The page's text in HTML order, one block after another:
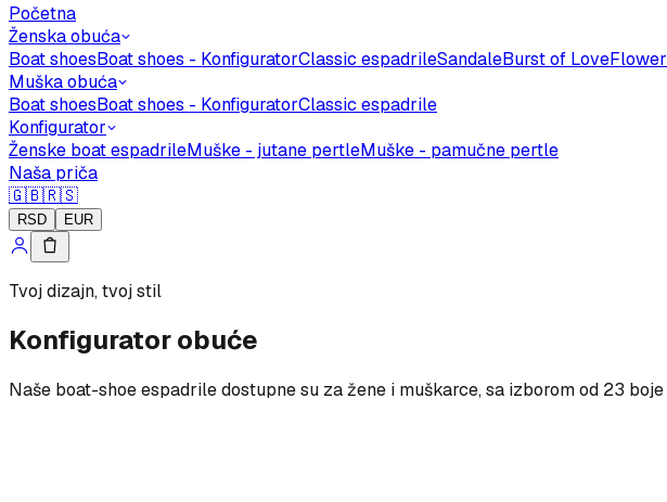
Početna
Ženska obuća
Boat shoesBoat shoes - KonfiguratorClassic espadrileSandaleBurst of LoveFlower
Muška obuća
Boat shoesBoat shoes - KonfiguratorClassic espadrile
Konfigurator
Ženske boat espadrileMuške - jutane pertleMuške - pamučne pertle
Naša priča
🇬🇧🇷🇸
RSD EUR
Tvoj dizajn, tvoj stil
Konfigurator obuće
Naše boat-shoe espadrile dostupne su za žene i muškarce, sa izborom od 23